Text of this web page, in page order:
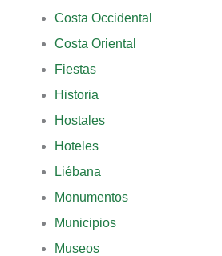
Costa Occidental
Costa Oriental
Fiestas
Historia
Hostales
Hoteles
Liébana
Monumentos
Municipios
Museos